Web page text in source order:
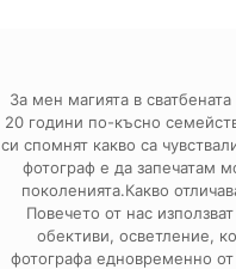
За мен магията в
20 години по-късно
си спомнят какво са
фотограф е да запечатам
поколенията.Какво
Повечето от нас
обективи, осветление,
фотографа едновременно